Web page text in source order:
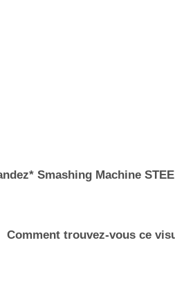
Smashing Machine
Comment trouvez-vous ce